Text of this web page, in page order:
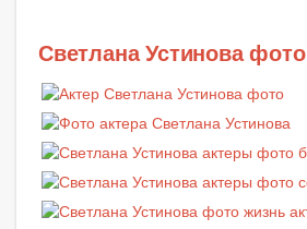
Светлана Устинова фото